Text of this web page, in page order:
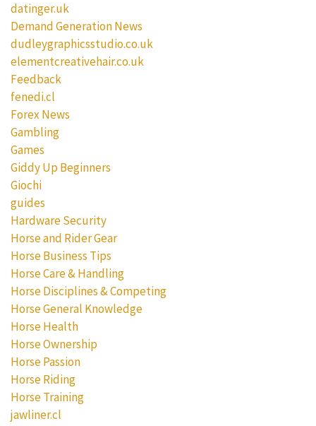
datinger.uk
Demand Generation News
dudleygraphicsstudio.co.uk
elementcreativehair.co.uk
Feedback
fenedi.cl
Forex News
Gambling
Games
Giddy Up Beginners
Giochi
guides
Hardware Security
Horse and Rider Gear
Horse Business Tips
Horse Care & Handling
Horse Disciplines & Competing
Horse General Knowledge
Horse Health
Horse Ownership
Horse Passion
Horse Riding
Horse Training
jawliner.cl